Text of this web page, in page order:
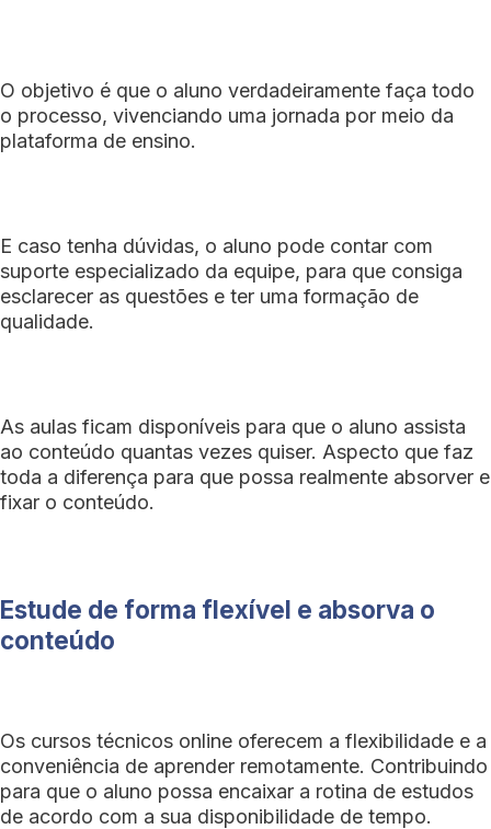
O objetivo é que o aluno verdadeiramente faça todo
o processo, vivenciando uma jornada por meio da
plataforma de ensino.
E caso tenha dúvidas, o aluno pode contar com
suporte especializado da equipe, para que consiga
esclarecer as questões e ter uma formação de
qualidade.
As aulas ficam disponíveis para que o aluno assista
ao conteúdo quantas vezes quiser. Aspecto que faz
toda a diferença para que possa realmente absorver e
fixar o conteúdo.
Estude de forma flexível e absorva o
conteúdo
Os cursos técnicos online oferecem a flexibilidade e a
conveniência de aprender remotamente. Contribuindo
para que o aluno possa encaixar a rotina de estudos
de acordo com a sua disponibilidade de tempo.